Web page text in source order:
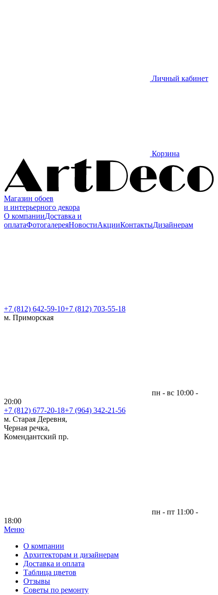
Личный кабинет
Корзина
Магазин обоев
и интерьерного декора
О компанииДоставка и
оплатаФотогалереяНовостиАкцииКонтактыДизайнерам
+7 (812) 642-59-10+7 (812) 703-55-18
м. Приморская
пн - вс 10:00 -
20:00
+7 (812) 677-20-18+7 (964) 342-21-56
м. Старая Деревня,
Черная речка,
Комендантский пр.
пн - пт 11:00 -
18:00
Меню|
О компании
Архитекторам и дизайнерам
Доставка и оплата
Таблица цветов
Отзывы
Советы по ремонту